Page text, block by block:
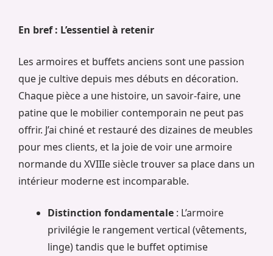
En bref : L’essentiel à retenir
Les armoires et buffets anciens sont une passion
que je cultive depuis mes débuts en décoration.
Chaque pièce a une histoire, un savoir-faire, une
patine que le mobilier contemporain ne peut pas
offrir. J’ai chiné et restauré des dizaines de meubles
pour mes clients, et la joie de voir une armoire
normande du XVIIIe siècle trouver sa place dans un
intérieur moderne est incomparable.
Distinction fondamentale : L’armoire
privilégie le rangement vertical (vêtements,
linge) tandis que le buffet optimise